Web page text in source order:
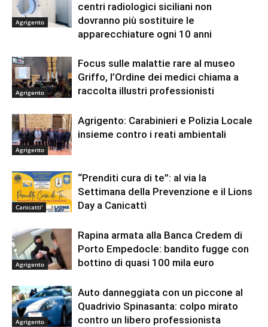
Agrigento
centri radiologici siciliani non
dovranno più sostituire le
apparecchiature ogni 10 anni
Agrigento
Focus sulle malattie rare al museo
Griffo, l’Ordine dei medici chiama a
raccolta illustri professionisti
Agrigento
Agrigento: Carabinieri e Polizia Locale
insieme contro i reati ambientali
Canicatti'
“Prenditi cura di te”: al via la
Settimana della Prevenzione e il Lions
Day a Canicattì
Agrigento
Rapina armata alla Banca Credem di
Porto Empedocle: bandito fugge con
bottino di quasi 100 mila euro
Agrigento
Auto danneggiata con un piccone al
Quadrivio Spinasanta: colpo mirato
contro un libero professionista